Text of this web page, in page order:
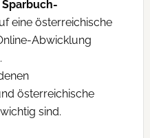
eine österreichische
Abwicklung
österreichische
sind.